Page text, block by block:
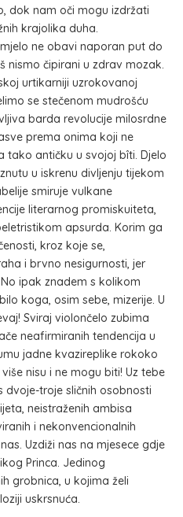
dok nam oči mogu izdržati
krajolika duha.
ne obavi naporan put do
nismo čipirani u zdrav mozak.
urtikarniji uzrokovanoj
se stečenom mudrošću
barda revolucije milosrdne
prema onima koji ne
tako antičku u svojoj bîti. Djelo
u iskrenu divljenju tijekom
smiruje vulkane
literarnog promiskuiteta,
apsurda. Korim ga
kroz koje se,
i brvno nesigurnosti, jer
ipak znadem s kolikom
koga, osim sebe, mizerije. U
Sviraj violončelo zubima
neafirmiranih tendencija u
jadne kvazireplike rokoko
nisu i ne mogu biti! Uz tebe
dvoje-troje sličnih osobnosti
neistraženih ambisa
i nekonvencionalnih
Uzdiži nas na mjesece gdje
Princa. Jedinog
grobnica, u kojima želi
uskrsnuća.